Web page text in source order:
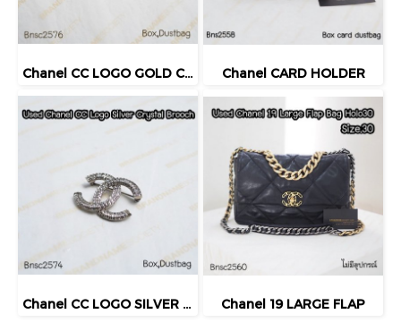
Chanel CC LOGO GOLD CRYSTAL BROOCH Chanel CARD HOLDER
Chanel CC LOGO SILVER CRYSTAL BROOCH Chanel 19 LARGE FLAP